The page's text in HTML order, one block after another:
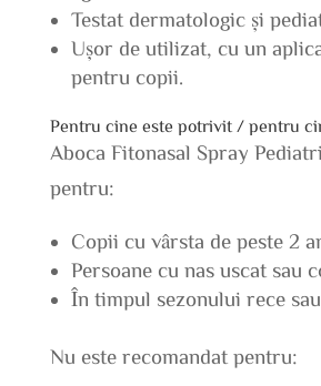
Testat dermatologic și
Ușor de utilizat, cu un
pentru copii.
Pentru cine este potrivit / pentru
Aboca Fitonasal Spray
pentru:
Copii cu vârsta de peste 2
Persoane cu nas uscat sau
În timpul sezonului rece
Nu este recomandat pentru: